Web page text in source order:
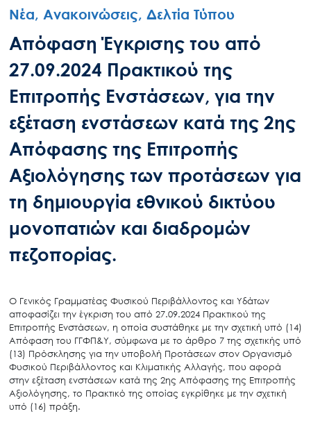
Νέα, Ανακοινώσεις, Δελτία Τύπου
Απόφαση Έγκρισης του από
27.09.2024 Πρακτικού της
Επιτροπής Ενστάσεων, για την
εξέταση ενστάσεων κατά της 2ης
Απόφασης της Επιτροπής
Αξιολόγησης των προτάσεων για
τη δημιουργία εθνικού δικτύου
μονοπατιών και διαδρομών
πεζοπορίας.
O Γενικός Γραμματέας Φυσικού Περιβάλλοντος και Υδάτων
αποφασίζει την έγκριση του από 27.09.2024 Πρακτικού της
Επιτροπής Ενστάσεων, η οποία συστάθηκε με την σχετική υπό (14)
Απόφαση του ΓΓΦΠ&Υ, σύμφωνα με το άρθρο 7 της σχετικής υπό
(13) Πρόσκλησης για την υποβολή Προτάσεων στον Οργανισμό
Φυσικού Περιβάλλοντος και Κλιματικής Αλλαγής, που αφορά
στην εξέταση ενστάσεων κατά της 2ης Απόφασης της Επιτροπής
Αξιολόγησης, το Πρακτικό της οποίας εγκρίθηκε με την σχετική
υπό (16) πράξη.